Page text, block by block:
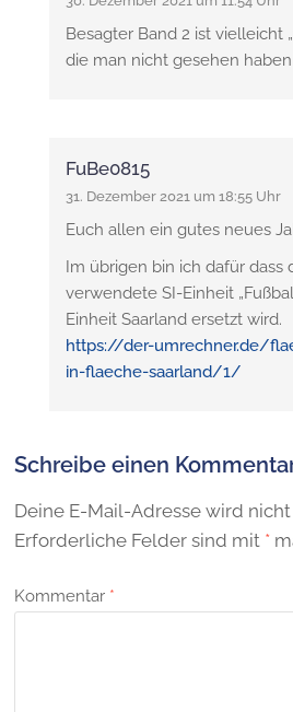
Besagter Band 2 ist vielleicht
die man nicht gesehen haben
FuBe0815
31. Dezember 2021 um 18:55 Uhr
Euch allen ein gutes neues
Im übrigen bin ich dafür dass
verwendete SI-Einheit
Einheit Saarland ersetzt wird.
https://der-umrechner.de/
in-flaeche-saarland/1/
Schreibe einen
Deine E-Mail-Adresse wird
Erforderliche Felder sind mit *
Kommentar *